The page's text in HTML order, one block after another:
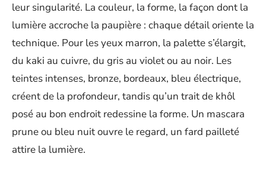
leur singularité. La couleur, la forme, la façon dont la
lumière accroche la paupière : chaque détail oriente la
technique. Pour les yeux marron, la palette s’élargit,
du kaki au cuivre, du gris au violet ou au noir. Les
teintes intenses, bronze, bordeaux, bleu électrique,
créent de la profondeur, tandis qu’un trait de khôl
posé au bon endroit redessine la forme. Un mascara
prune ou bleu nuit ouvre le regard, un fard pailleté
attire la lumière.